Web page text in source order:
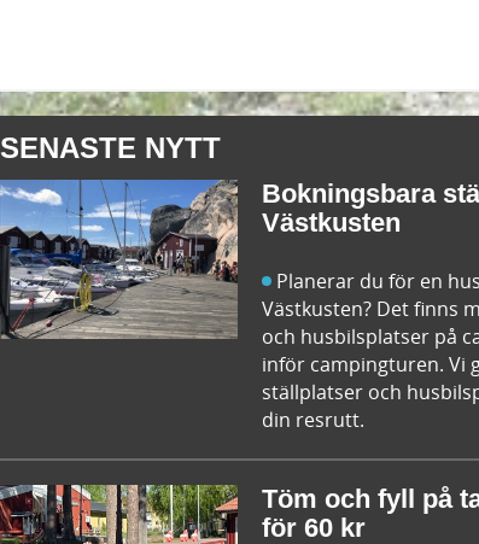
SENASTE NYTT
Bokningsbara
Västkusten
Planerar du för en
Västkusten? Det finns
och husbilsplatser på
inför campingturen. Vi
ställplatser och
din resrutt.
Töm och fyll på
för 60 kr